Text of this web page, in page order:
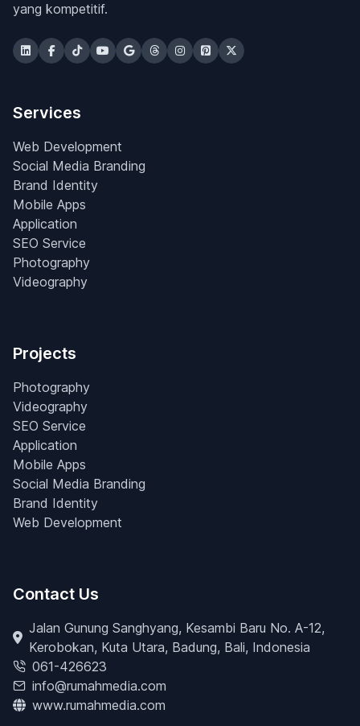
yang kompetitif.
Services
Web Development
Social Media Branding
Brand Identity
Mobile Apps
Application
SEO Service
Photography
Videography
Projects
Photography
Videography
SEO Service
Application
Mobile Apps
Social Media Branding
Brand Identity
Web Development
Contact Us
Jalan Gunung Sanghyang, Kesambi Baru No. A-12,
Kerobokan, Kuta Utara, Badung, Bali, Indonesia
061-426623
info@rumahmedia.com
www.rumahmedia.com